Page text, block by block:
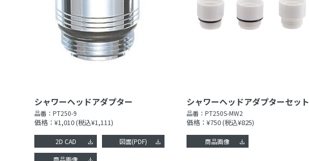
シャワーヘッドアダプター
品番：PT250-9
価格：¥1,010(税込¥1,111)
2D CAD 図面(PDF)
商品画像
シャワーヘッドアダプターセット
品番： PT250S-MW2
価格：¥750(税込¥825)
商品画像